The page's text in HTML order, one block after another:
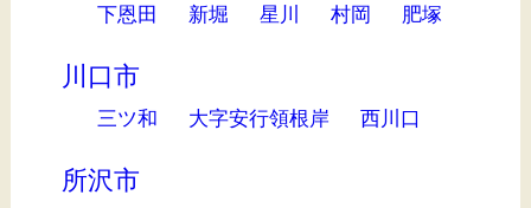
下恩田 新堀 星川 村岡 肥塚
川口市
三ツ和 大字安行領根岸 西川口
所沢市